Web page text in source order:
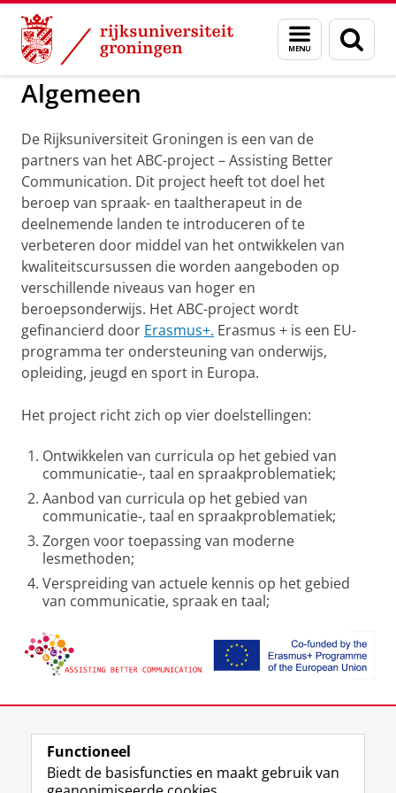
Skip
Content
Skip
Navigation
Menu
en
zoeken
GMW ABC project
Algemeen
De Rijksuniversiteit Groningen is een van de
partners van het ABC-project – Assisting Better
Communication. Dit project heeft tot doel het
beroep van spraak- en taaltherapeut in de
deelnemende landen te introduceren of te
verbeteren door middel van het ontwikkelen van
kwaliteitscursussen die worden aangeboden op
verschillende niveaus van hoger en
beroepsonderwijs. Het ABC-project wordt
gefinancierd door Erasmus+. Erasmus + is een EU-
programma ter ondersteuning van onderwijs,
opleiding, jeugd en sport in Europa.
Het project richt zich op vier doelstellingen:
Ontwikkelen van curricula op het gebied van
communicatie-, taal en spraakproblematiek;
Aanbod van curricula op het gebied van
communicatie-, taal en spraakproblematiek;
Zorgen voor toepassing van moderne
lesmethoden;
Verspreiding van actuele kennis op het gebied
van communicatie, spraak en taal;
View this page in:English
Functioneel
Biedt de basisfuncties en maakt gebruik van